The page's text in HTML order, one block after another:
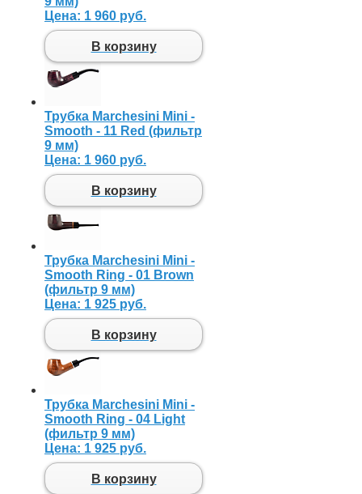
Цена: 1 960 руб.
В корзину
Трубка Marchesini Mini -
Smooth - 11 Red (фильтр
9 мм)
Цена: 1 960 руб.
В корзину
Трубка Marchesini Mini -
Smooth Ring - 01 Brown
(фильтр 9 мм)
Цена: 1 925 руб.
В корзину
Трубка Marchesini Mini -
Smooth Ring - 04 Light
(фильтр 9 мм)
Цена: 1 925 руб.
В корзину